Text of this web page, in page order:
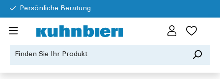
Persönliche Beratung